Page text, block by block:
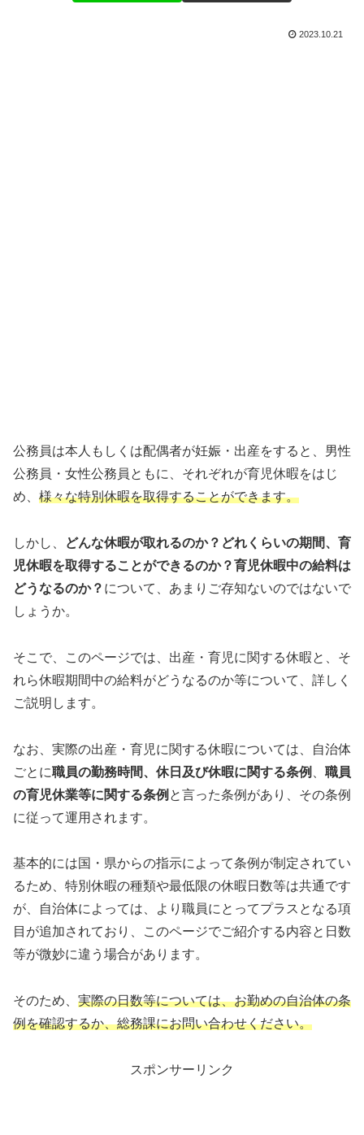
2023.10.21
公務員は本人もしくは配偶者が妊娠・出産をすると、男性
公務員・女性公務員ともに、それぞれが育児休暇をはじ
め、 様々な特別休暇を取得することができます。
しかし、
どんな休暇が取れるのか？どれくらいの期間、育
児休暇を取得することができるのか？育児休暇中の給料は
どうなるのか？ について、あまりご存知ないのではないで
しょうか。
そこで、このページでは、出産・育児に関する休暇と、そ
れら休暇期間中の給料がどうなるのか等について、詳しく
ご説明します。
なお、実際の出産・育児に関する休暇については、自治体
ごとに職員の勤務時間、休日及び休暇に関する条例
職員
の育児休業等に関する条例 と言った条例があり、その条例
に従って運用されます。
基本的には国・県からの指示によって条例が制定されてい
るため、特別休暇の種類や最低限の休暇日数等は共通です
が、自治体によっては、より職員にとってプラスとなる項
目が追加されており、このページでご紹介する内容と日数
等が微妙に違う場合があります。
そのため、 実際の日数等については、お勤めの自治体の条
例を確認するか、総務課にお問い合わせください。
スポンサーリンク